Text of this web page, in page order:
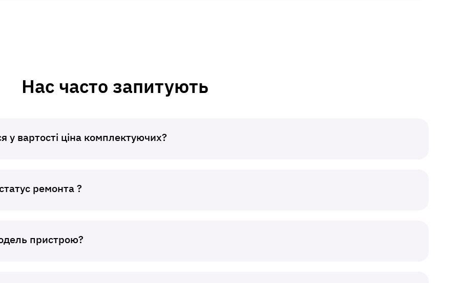
Нас часто запитують
у вартості ціна комплектуючих?
ремонта ?
пристрою?